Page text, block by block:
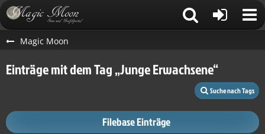
Magic Moon
Einträge mit dem Tag „Junge Erwachsene“
Suche nach Tags
Filebase Einträge